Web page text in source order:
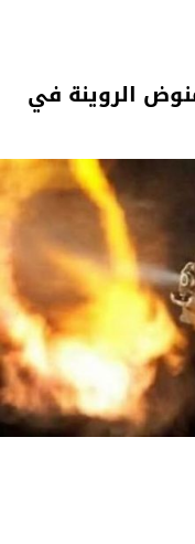
الروينة في